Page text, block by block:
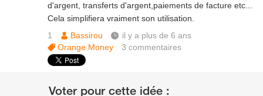
d'argent, transferts d'argent,paiements de facture etc...
Cela simplifiera vraiment son utilisation.
1
Bassirou
il y a plus de 6 ans
Orange Money
3commentaires